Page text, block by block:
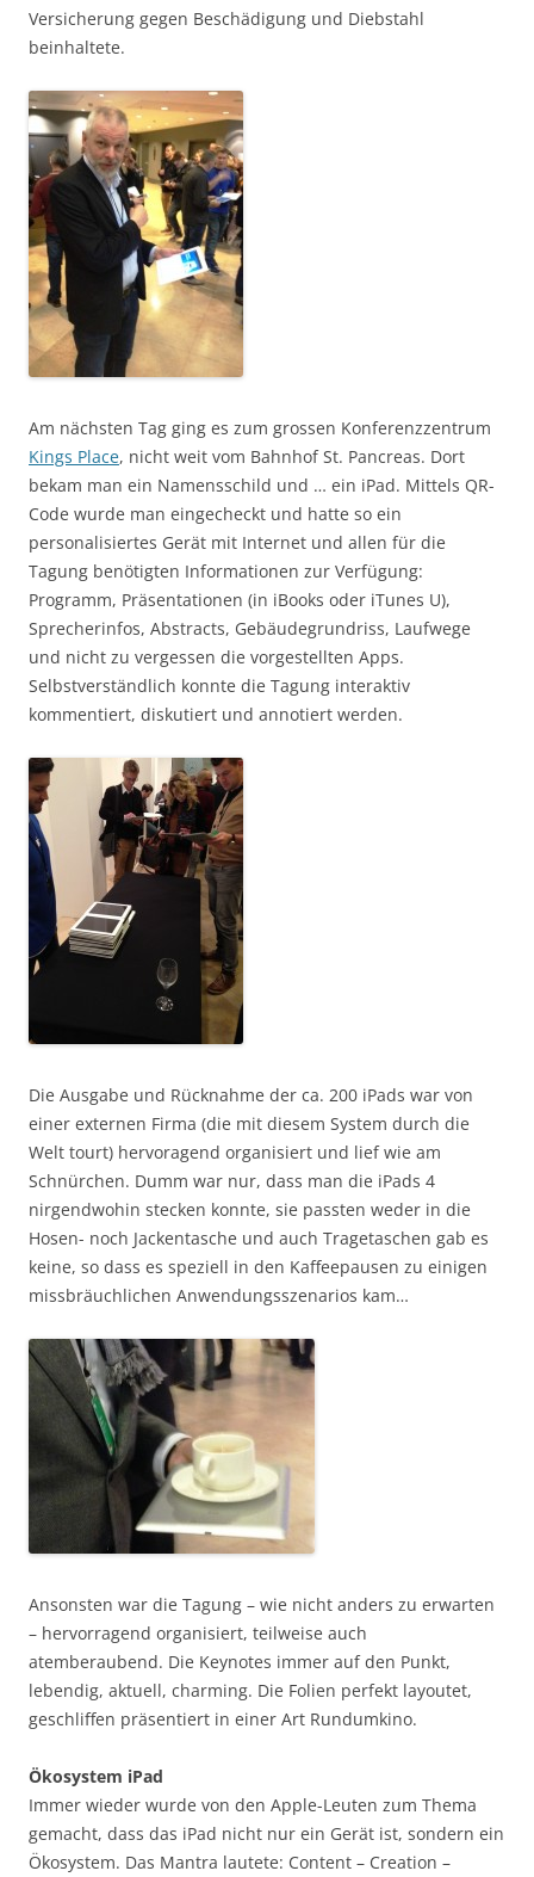
Versicherung gegen Beschädigung und Diebstahl
beinhaltete.
Am nächsten Tag ging es zum grossen Konferenzzentrum
Kings Place, nicht weit vom Bahnhof St. Pancreas. Dort
bekam man ein Namensschild und … ein iPad. Mittels QR-
Code wurde man eingecheckt und hatte so ein
personalisiertes Gerät mit Internet und allen für die
Tagung benötigten Informationen zur Verfügung:
Programm, Präsentationen (in iBooks oder iTunes U),
Sprecherinfos, Abstracts, Gebäudegrundriss, Laufwege
und nicht zu vergessen die vorgestellten Apps.
Selbstverständlich konnte die Tagung interaktiv
kommentiert, diskutiert und annotiert werden.
Die Ausgabe und Rücknahme der ca. 200 iPads war von
einer externen Firma (die mit diesem System durch die
Welt tourt) hervoragend organisiert und lief wie am
Schnürchen. Dumm war nur, dass man die iPads 4
nirgendwohin stecken konnte, sie passten weder in die
Hosen- noch Jackentasche und auch Tragetaschen gab es
keine, so dass es speziell in den Kaffeepausen zu einigen
missbräuchlichen Anwendungsszenarios kam…
Ansonsten war die Tagung – wie nicht anders zu erwarten
– hervorragend organisiert, teilweise auch
atemberaubend. Die Keynotes immer auf den Punkt,
lebendig, aktuell, charming. Die Folien perfekt layoutet,
geschliffen präsentiert in einer Art Rundumkino.
Ökosystem iPad
Immer wieder wurde von den Apple-Leuten zum Thema
gemacht, dass das iPad nicht nur ein Gerät ist, sondern ein
Ökosystem. Das Mantra lautete: Content – Creation –